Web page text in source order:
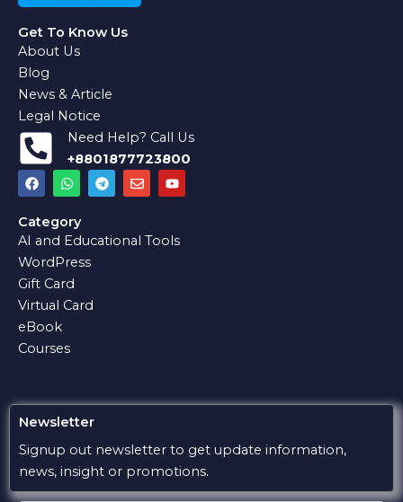
Get To Know Us
About Us
Blog
News & Article
Legal Notice
Need Help? Call Us
+8801877723800
F
a
c
e
b
o
o
k
W
h
a
t
s
a
p
p
T
e
l
r
E
n
v
o
Y
o
u
b
Category
AI and Educational Tools
WordPress
Gift Card
Virtual Card
eBook
Courses
Newsletter
Signup out newsletter to get update information,
news, insight or promotions.